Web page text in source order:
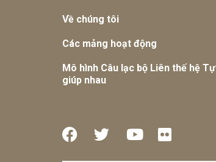
Về chúng tôi
Các mảng hoạt động
Mô hình Câu lạc bộ Liên thế hệ Tự
giúp nhau